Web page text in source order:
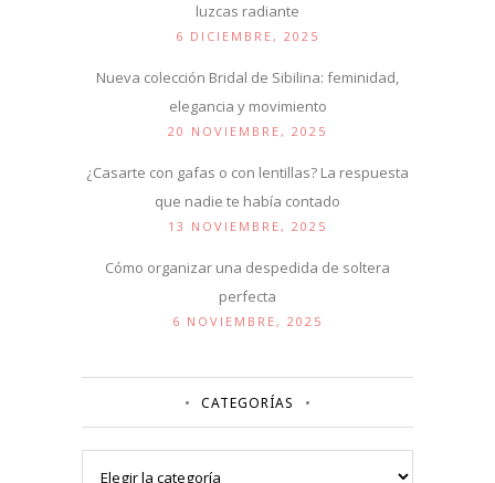
luzcas radiante
6 DICIEMBRE, 2025
Nueva colección Bridal de Sibilina: feminidad,
elegancia y movimiento
20 NOVIEMBRE, 2025
¿Casarte con gafas o con lentillas? La respuesta
que nadie te había contado
13 NOVIEMBRE, 2025
Cómo organizar una despedida de soltera
perfecta
6 NOVIEMBRE, 2025
CATEGORÍAS